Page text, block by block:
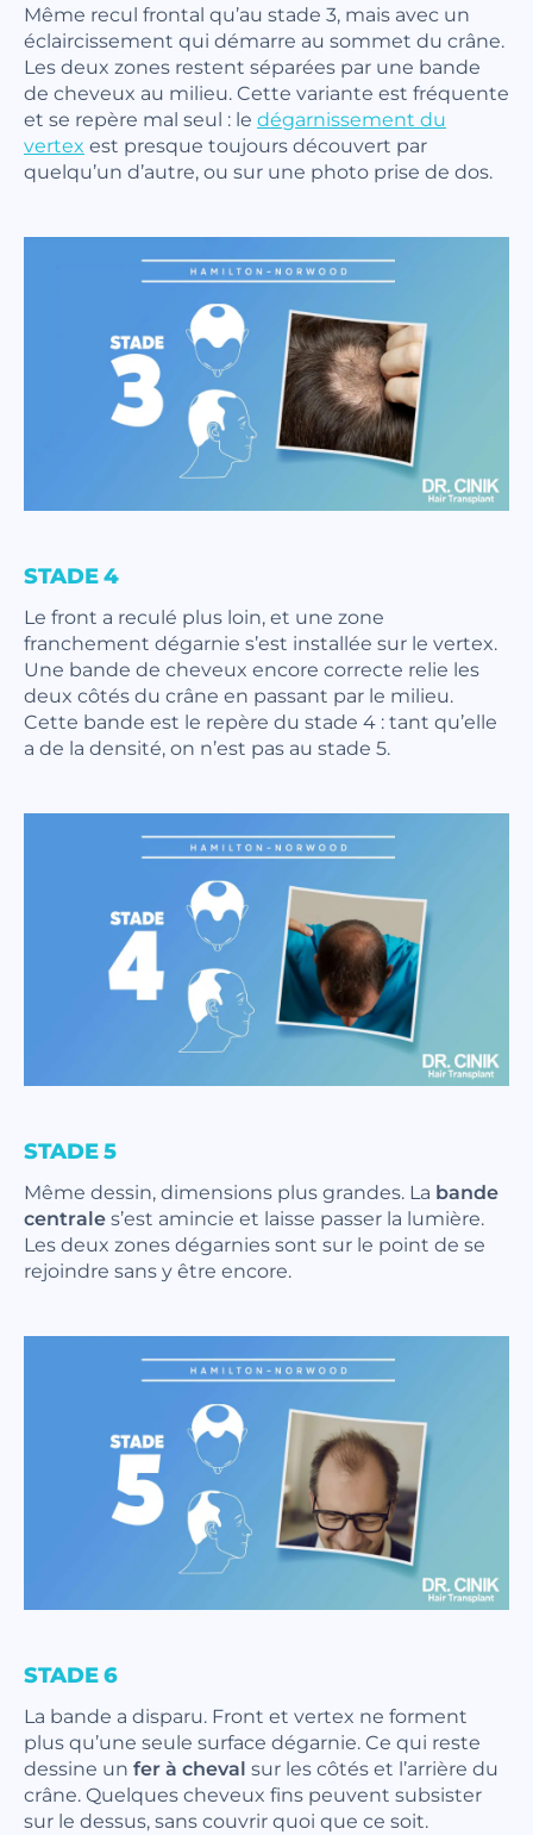
Même recul frontal qu’au stade 3, mais avec un
éclaircissement qui démarre au sommet du crâne.
Les deux zones restent séparées par une bande
de cheveux au milieu. Cette variante est fréquente
et se repère mal seul : le dégarnissement du
vertex est presque toujours découvert par
quelqu’un d’autre, ou sur une photo prise de dos.
STADE 4
Le front a reculé plus loin, et une zone
franchement dégarnie s’est installée sur le vertex.
Une bande de cheveux encore correcte relie les
deux côtés du crâne en passant par le milieu.
Cette bande est le repère du stade 4 : tant qu’elle
a de la densité, on n’est pas au stade 5.
STADE 5
Même dessin, dimensions plus grandes. La bande
centrales’est amincie et laisse passer la lumière.
Les deux zones dégarnies sont sur le point de se
rejoindre sans y être encore.
STADE 6
La bande a disparu. Front et vertex ne forment
plus qu’une seule surface dégarnie. Ce qui reste
dessine un fer à cheval sur les côtés et l’arrière du
crâne. Quelques cheveux fins peuvent subsister
sur le dessus, sans couvrir quoi que ce soit.